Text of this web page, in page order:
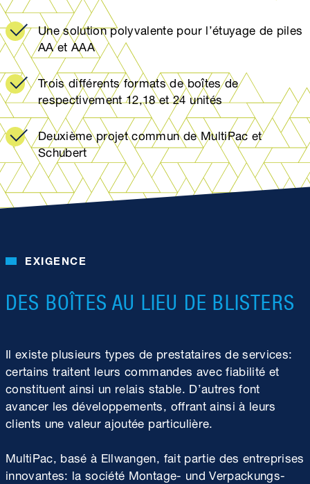
Une solution polyvalente pour l’étuyage de piles
AA et AAA
Trois différents formats de boîtes de
respectivement 12,18 et 24 unités
Deuxième projet commun de MultiPac et
Schubert
EXIGENCE
DES BOÎTES AU LIEU DE BLISTERS
Il existe plusieurs types de prestataires de services:
certains traitent leurs commandes avec fiabilité et
constituent ainsi un relais stable. D’autres font
avancer les développements, offrant ainsi à leurs
clients une valeur ajoutée particulière.
MultiPac, basé à Ellwangen, fait partie des entreprises
innovantes: la société Montage- und Verpackungs-